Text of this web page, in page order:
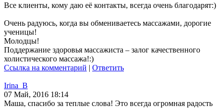
Все клиенты, кому даю её контакты, всегда очень благодарят:)
Очень радуюсь, когда вы обмениваетесь массажами, дорогие
ученицы!
Молодцы!
Поддержание здоровья массажиста – залог качественного
холистического массажа!:)
Ссылка на комментарий | Ответить
Irina_B
07 Май, 2016 18:14
Маша, спасибо за теплые слова! Это всегда огромная радость